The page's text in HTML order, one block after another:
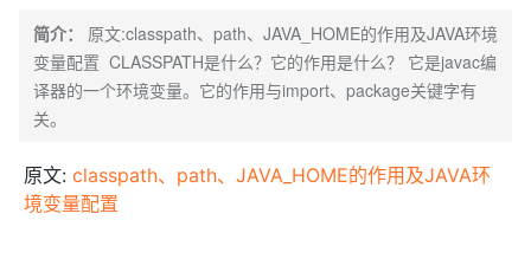
简介：
原文:classpath、path、JAVA_HOME的作用及JAVA环境
变量配置 CLASSPATH是什么？它的作用是什么？ 它是javac编
译器的一个环境变量。它的作用与import、package关键字有
关。
原文: classpath、path、JAVA_HOME的作用及JAVA环
境变量配置